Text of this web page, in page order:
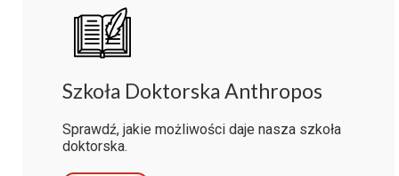
Szkoła Doktorska Anthropos
Sprawdź, jakie możliwości daje nasza szkoła
doktorska.